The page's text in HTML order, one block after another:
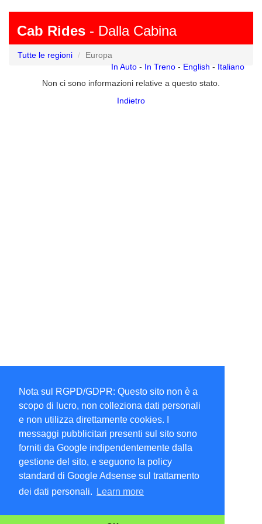
Nota sul RGPD/GDPR: Questo sito non è a
scopo di lucro, non colleziona dati personali
e non utilizza direttamente cookies. I
messaggi pubblicitari presenti sul sito sono
forniti da Google indipendentemente dalla
gestione del sito, e seguono la policy
standard di Google Adsense sul trattamento
dei dati personali.
Learn more
Cab Rides - Dalla Cabina
Tutte le regioni
Europa
In Auto - In Treno - English - Italiano
Non ci sono informazioni relative a questo stato.
Indietro